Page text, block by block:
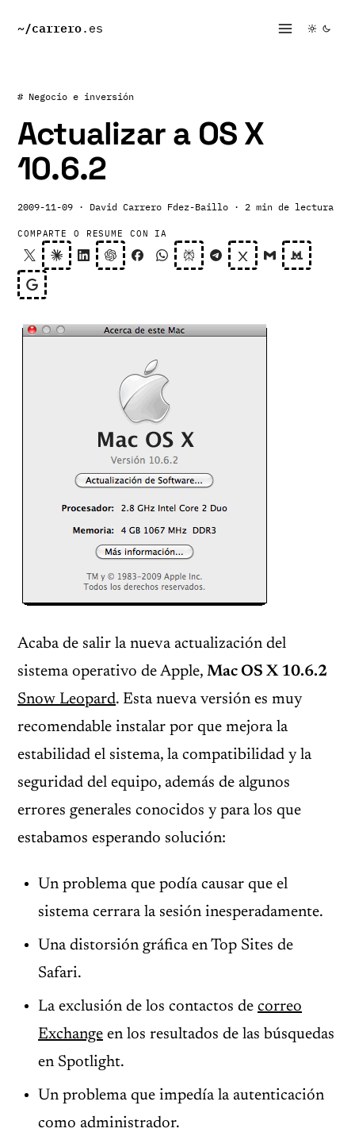
~/carrero.es
# Negocio e inversión
Actualizar a OS X
10.6.2
2009-11-09 · David Carrero Fdez-Baillo · 2 min de lectura
COMPARTE O RESUME CON IA
Acaba de salir la nueva actualización del
sistema operativo de Apple, Mac OS X 10.6.2
Snow Leopard. Esta nueva versión es muy
recomendable instalar por que mejora la
estabilidad el sistema, la compatibilidad y la
seguridad del equipo, además de algunos
errores generales conocidos y para los que
estabamos esperando solución:
Un problema que podía causar que el
sistema cerrara la sesión inesperadamente.
Una distorsión gráfica en Top Sites de
Safari.
La exclusión de los contactos de correo
Exchange en los resultados de las búsquedas
en Spotlight.
Un problema que impedía la autenticación
como administrador.